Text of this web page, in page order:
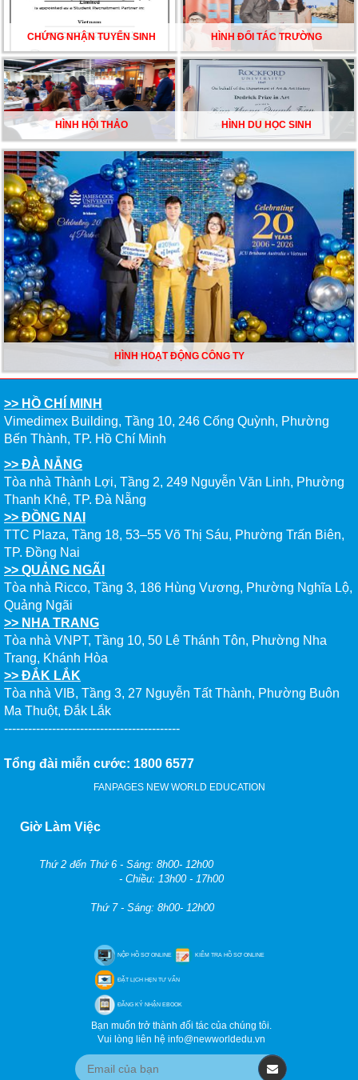
CHỨNG NHẬN TUYỂN SINH HÌNH ĐỐI TÁC TRƯỜNG
HÌNH HỘI THẢO HÌNH DU HỌC SINH
HÌNH HOẠT ĐỘNG CÔNG TY
>> HỒ CHÍ MINH
Vimedimex Building, Tầng 10, 246 Cống Quỳnh, Phường
Bến Thành, TP. Hồ Chí Minh
>> ĐÀ NẴNG
Tòa nhà Thành Lợi, Tầng 2, 249 Nguyễn Văn Linh, Phường
Thanh Khê, TP. Đà Nẵng
>> ĐỒNG NAI
TTC Plaza, Tầng 18, 53–55 Võ Thị Sáu, Phường Trấn Biên,
TP. Đồng Nai
>> QUẢNG NGÃI
Tòa nhà Ricco, Tầng 3, 186 Hùng Vương, Phường Nghĩa Lộ,
Quảng Ngãi
>> NHA TRANG
Tòa nhà VNPT, Tầng 10, 50 Lê Thánh Tôn, Phường Nha
Trang, Khánh Hòa
>> ĐẮK LẮK
Tòa nhà VIB, Tầng 3, 27 Nguyễn Tất Thành, Phường Buôn
Ma Thuột, Đắk Lắk
--------------------------------------------
Tổng đài miễn cước: 1800 6577
FANPAGES NEW WORLD EDUCATION
Giờ Làm Việc
Thứ 2 đến Thứ 6 - Sáng: 8h00- 12h00
- Chiều: 13h00 - 17h00
Thứ 7 - Sáng: 8h00- 12h00
NỘP HỒ SƠ ONLINE KIỂM TRA HỒ SƠ ONLINE
ĐẶT LỊCH HẸN TƯ VẤN
ĐĂNG KÝ NHẬN EBOOK
Bạn muốn trở thành đối tác của chúng tôi.
Vui lòng liên hệ info@newworldedu.vn